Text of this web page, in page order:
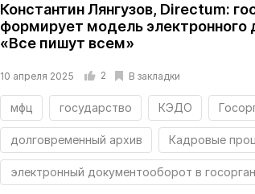
Константин Лянгузов, Directum:
формирует модель электронного
«Все пишут всем»
10 апреля 2025 2 В закладки
мфц государство КЭДО
долговременный архив Кадровые
электронный документооборот в